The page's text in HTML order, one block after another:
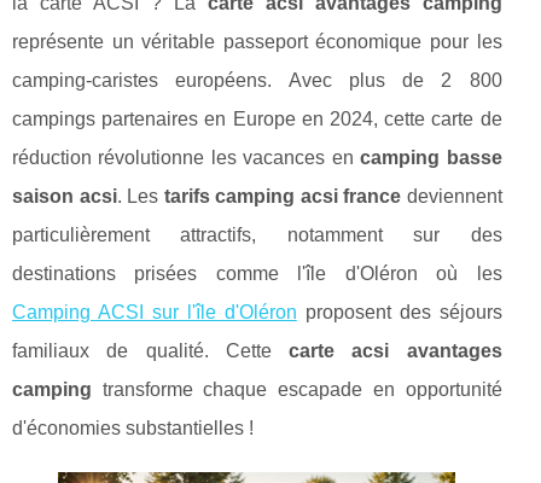
représente un véritable passeport économique pour les
camping-caristes européens. Avec plus de 2 800
campings partenaires en Europe en 2024, cette carte de
réduction révolutionne les vacances encamping basse
saison acsi. Les tarifs camping acsi france deviennent
particulièrement attractifs, notamment sur des
destinations prisées comme l'île d'Oléron où les
Camping ACSI sur l'île d'Oléron proposent des séjours
familiaux de qualité. Cettecarte acsi avantages
camping transforme chaque escapade en opportunité
d'économies substantielles !